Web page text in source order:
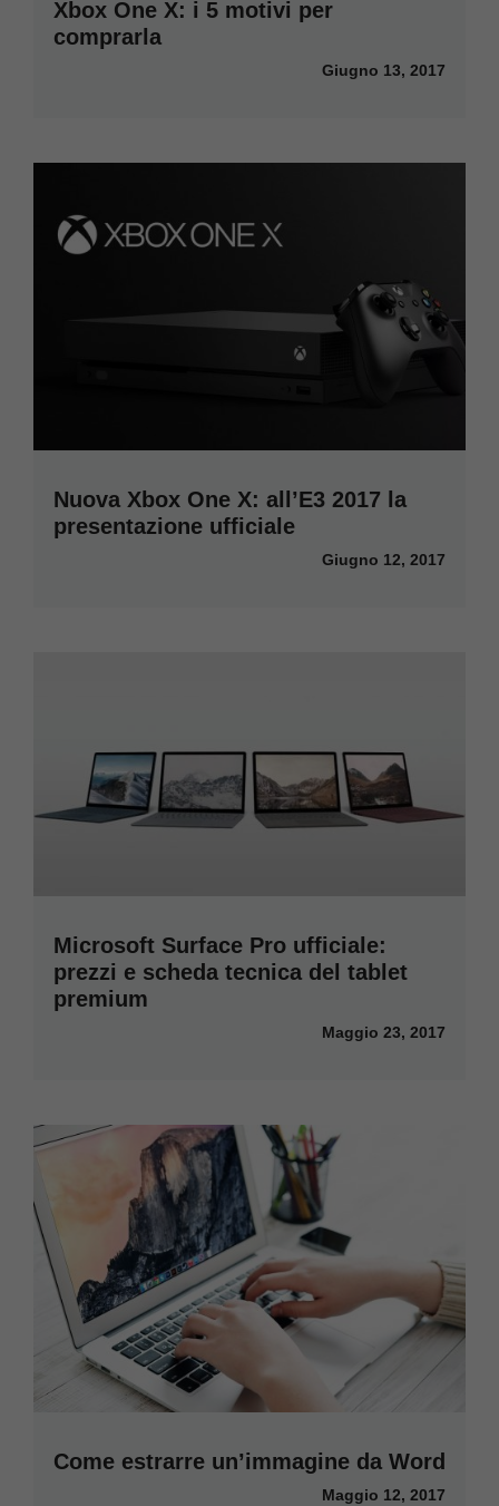
Xbox One X: i 5 motivi per
comprarla
Giugno 13, 2017
Nuova Xbox One X: all’E3 2017 la
presentazione ufficiale
Giugno 12, 2017
Microsoft Surface Pro ufficiale:
prezzi e scheda tecnica del tablet
premium
Maggio 23, 2017
Come estrarre un’immagine da Word
Maggio 12, 2017